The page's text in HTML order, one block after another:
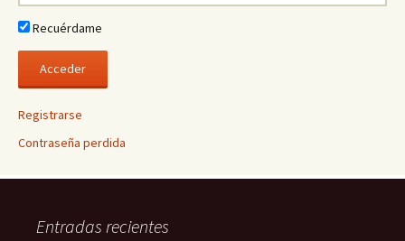
Recuérdame
Registrarse
Contraseña perdida
Entradas recientes